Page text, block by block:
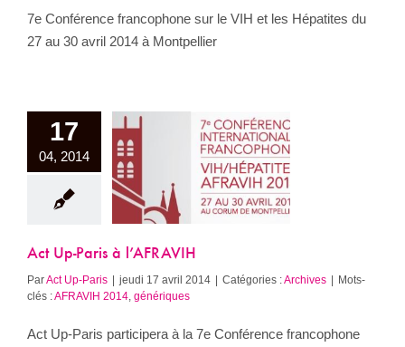
7e Conférence francophone sur le VIH et les Hépatites du
27 au 30 avril 2014 à Montpellier
17
04, 2014
Up-Paris à
Act Up-Paris à l’AFRAVIH
ParAct Up-Paris | jeudi 17 avril 2014 | Catégories :Archives | Mots-
clés :AFRAVIH 2014 génériques
Act Up-Paris participera à la 7e Conférence francophone